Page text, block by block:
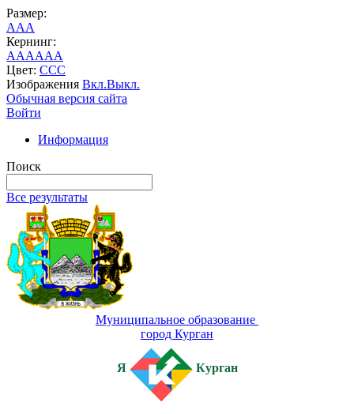
Размер:
AAA
Кернинг:
AAAAAA
Цвет: CCC
Изображения Вкл.Выкл.
Обычная версия сайта
Войти
Информация
Поиск
Все результаты
Муниципальное образование
город Курган
Я Курган